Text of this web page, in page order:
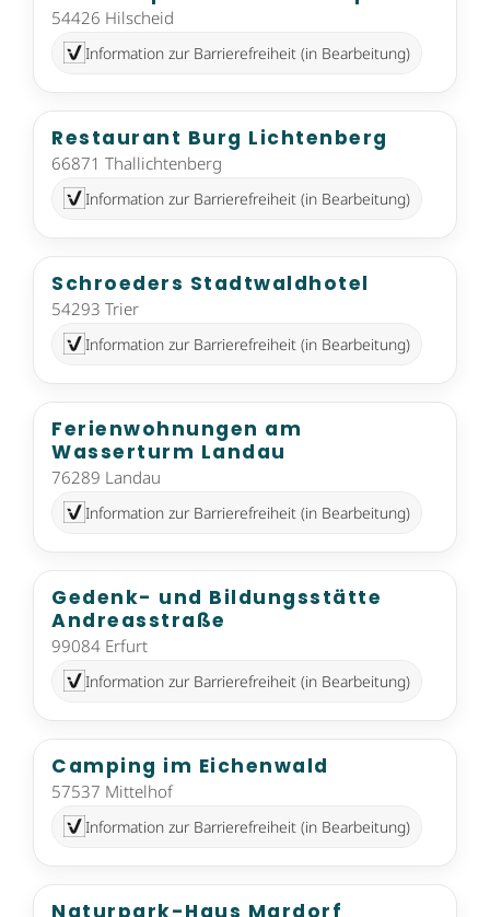
54426 Hilscheid
Information zur Barrierefreiheit (in Bearbeitung)
Restaurant Burg Lichtenberg
66871 Thallichtenberg
Information zur Barrierefreiheit (in Bearbeitung)
Schroeders Stadtwaldhotel
54293 Trier
Information zur Barrierefreiheit (in Bearbeitung)
Ferienwohnungen am
Wasserturm Landau
76289 Landau
Information zur Barrierefreiheit (in Bearbeitung)
Gedenk- und Bildungsstätte
Andreasstraße
99084 Erfurt
Information zur Barrierefreiheit (in Bearbeitung)
Camping im Eichenwald
57537 Mittelhof
Information zur Barrierefreiheit (in Bearbeitung)
Naturpark-Haus Mardorf